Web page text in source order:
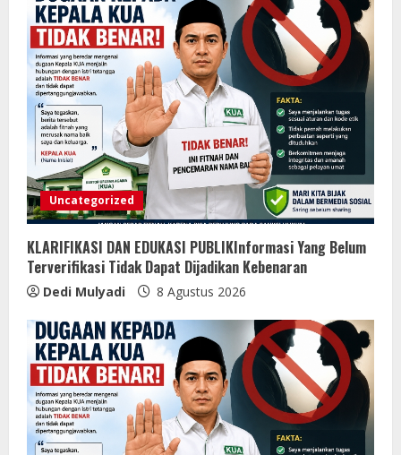
Uncategorized
KLARIFIKASI DAN EDUKASI PUBLIKInformasi Yang Belum
Terverifikasi Tidak Dapat Dijadikan Kebenaran
Dedi Mulyadi 8 Agustus 2026